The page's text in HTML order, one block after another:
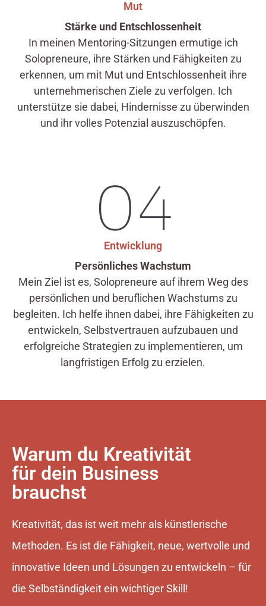
Mut
Stärke und Entschlossenheit
In meinen Mentoring-Sitzungen ermutige ich
Solopreneure, ihre Stärken und Fähigkeiten zu
erkennen, um mit Mut und Entschlossenheit ihre
unternehmerischen Ziele zu verfolgen. Ich
unterstütze sie dabei, Hindernisse zu überwinden
und ihr volles Potenzial auszuschöpfen.
04
Entwicklung
Persönliches Wachstum
Mein Ziel ist es, Solopreneure auf ihrem Weg des
persönlichen und beruflichen Wachstums zu
begleiten. Ich helfe ihnen dabei, ihre Fähigkeiten zu
entwickeln, Selbstvertrauen aufzubauen und
erfolgreiche Strategien zu implementieren, um
langfristigen Erfolg zu erzielen.
Warum du Kreativität
für dein Business
brauchst
Kreativität, das ist weit mehr als künstlerische
Methoden. Es ist die Fähigkeit, neue, wertvolle und
innovative Ideen und Lösungen zu entwickeln – für
die Selbständigkeit ein wichtiger Skill!